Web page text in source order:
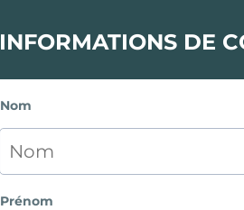
INFORMATIONS DE
Nom
Prénom